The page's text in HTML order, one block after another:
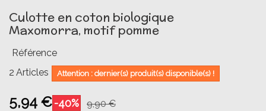
Culotte en coton biologique
Maxomorra, motif pomme
Référence
2 Articles Attention : dernier(s) produit(s) disponible(s) !
5,94 €-40% 9,90 €